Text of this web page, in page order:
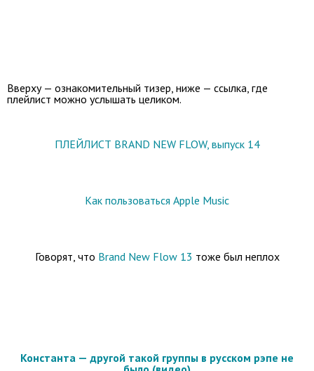
Вверху — ознакомительный тизер, ниже — ссылка, где
плейлист можно услышать целиком.
ПЛЕЙЛИСТ BRAND NEW FLOW, выпуск 14
Как пользоваться Apple Music
Говорят, что Brand New Flow 13 тоже был неплох
Константа — другой такой группы в русском рэпе не